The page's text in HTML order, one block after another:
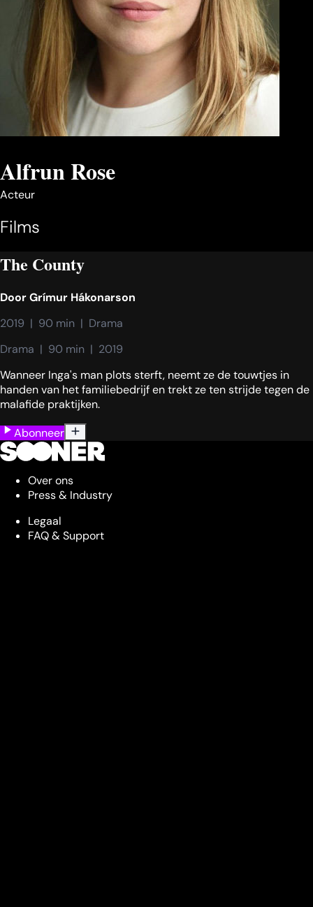
Alfrun Rose
Acteur
Films
The County
DoorGrímur Hákonarson
2019  |  90 min  |  Drama
Drama  |  90 min  |  2019
Wanneer Inga's man plots sterft, neemt ze de touwtjes in
handen van het familiebedrijf en trekt ze ten strijde tegen de
malafide praktijken.
Abonneer
Over ons
Press & Industry
Legaal
FAQ & Support